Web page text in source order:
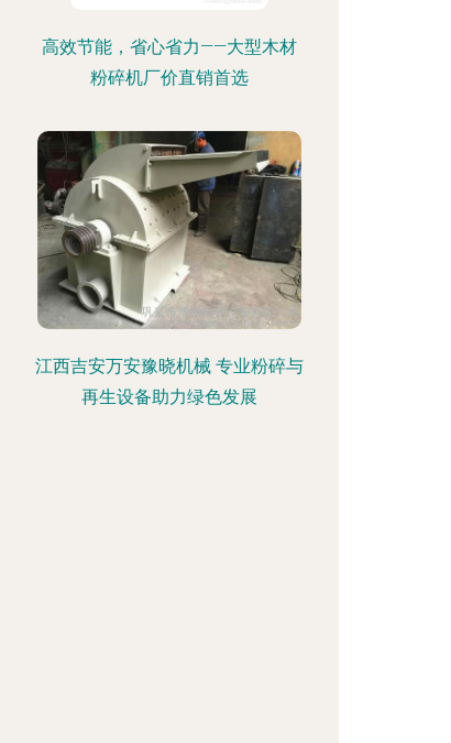
高效节能，省心省力——大型木材
粉碎机厂价直销首选
江西吉安万安豫晓机械 专业粉碎与
再生设备助力绿色发展